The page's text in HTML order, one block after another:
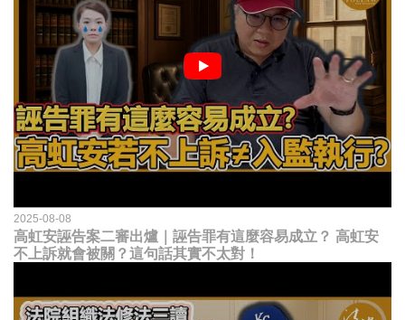
2025-08-08
高虹安誣告案二審出爐｜誣告罪有這麼容易成立？ 高虹安
不上訴就會被關？這句話其實不太對！